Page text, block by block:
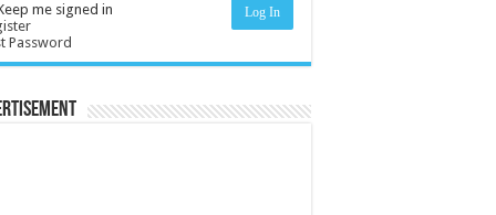
me signed in Log In
Password